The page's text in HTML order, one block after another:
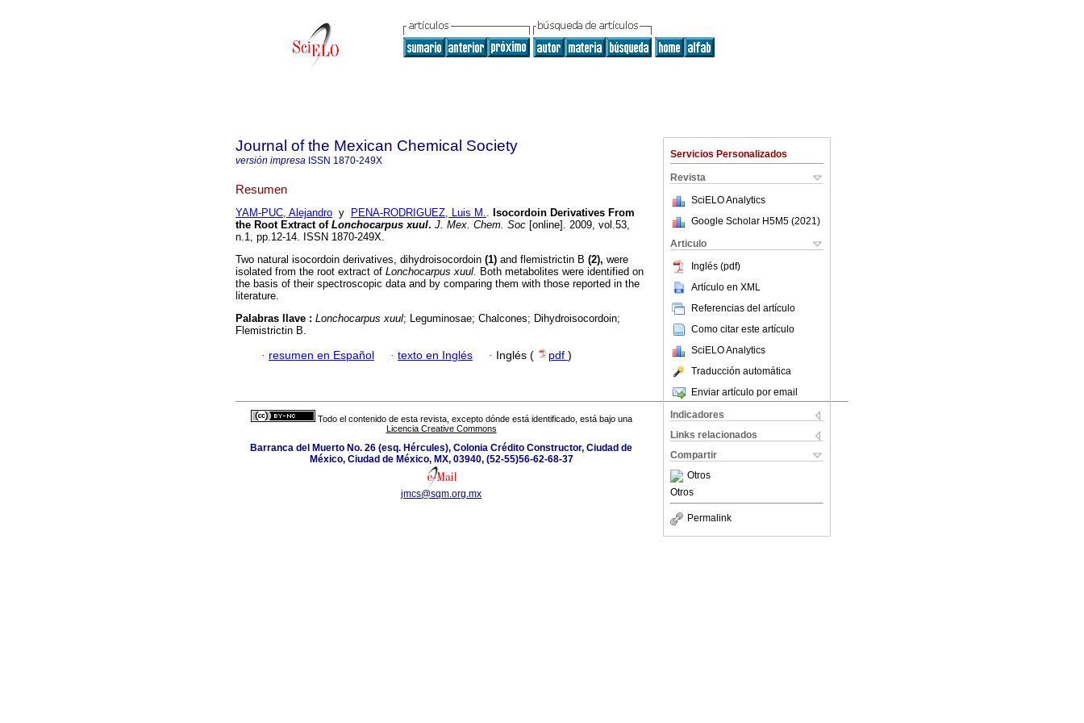
Servicios Personalizados
Revista
SciELO Analytics
Google Scholar H5M5 (2021 )
Articulo
Inglés (pdf)
Artículo en XML
Referencias del artículo
Como citar este artículo
SciELO Analytics
Traducción automática
Enviar artículo por email
Indicadores
Links relacionados
Compartir
Otros
Otros
Permalink
Journal of the Mexican Chemical Society
versión impresa ISSN 1870-249X
Resumen
YAM-PUC, Alejandro y PENA-RODRIGUEZ, Luis M.. Isocordoin Derivatives From
the Root Extract of Lonchocarpus xuul. J. Mex. Chem. Soc [online]. 2009, vol.53,
n.1, pp.12-14. ISSN 1870-249X.
Two natural isocordoin derivatives, dihydroisocordoin (1) and flemistrictin B (2), were
isolated from the root extract of Lonchocarpus xuul. Both metabolites were identified on
the basis of their spectroscopic data and by comparing them with those reported in the
literature.
Palabras llave : Lonchocarpus xuul; Leguminosae; Chalcones; Dihydroisocordoin;
Flemistrictin B.
· resumen en Español · texto en Inglés · Inglés ( pdf )
Todo el contenido de esta revista, excepto dónde está identificado, está bajo una
Licencia Creative Commons
Barranca del Muerto No. 26 (esq. Hércules), Colonia Crédito Constructor, Ciudad de
México, Ciudad de México, MX, 03940, (52-55)56-62-68-37
jmcs@sqm.org.mx